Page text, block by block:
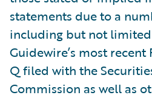
statements due to a
including but not
Guidewire’s most recent
Q filed with the
Commission as well as